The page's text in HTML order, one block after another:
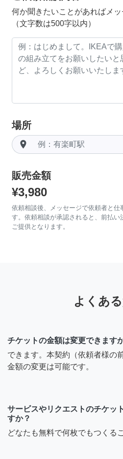
何か聞きたいことがあればメ
（文字数は500字以内）
場所
room
販売金額
¥3,980
依頼相談後、メッセージで依頼者と仕
す。依頼相談が承認されると、前払
ご提供となります。
よくあ
チケットの金額は変更できます
できます。本契約（依頼者様の
金額の変更は可能です。
サービスやリクエストのチケッ
すか？
どなたも無料で何枚でもつくる